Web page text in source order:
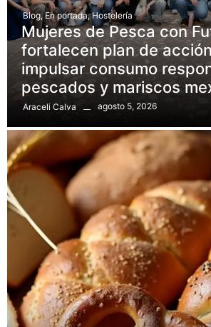
Blog, En portada, Hostelería
Mujeres de Pesca con
fortalecen plan de
impulsar consumo
pescados y mariscos
Araceli Calva agosto 5, 2026